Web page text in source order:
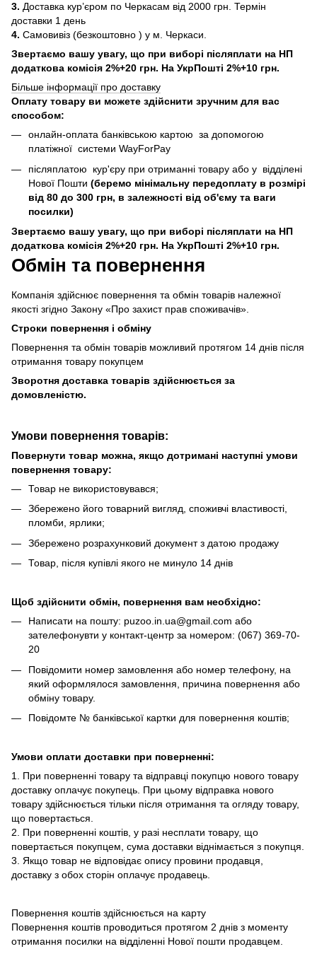
3. Доставка кур’єром по Черкасам від 2000 грн. Термін
доставки 1 день
4. Самовивіз (безкоштовно ) у м. Черкаси.
Звертаємо вашу увагу, що при виборі післяплати на НП
додаткова комісія 2%+20 грн. На УкрПошті 2%+10 грн.
Більше інформації про доставку
Оплату товару ви можете здійснити зручним для вас
способом:
онлайн-оплата банківською картою за допомогою
платіжної системи WayForPay
післяплатою кур'єру при отриманні товару або у відділені
Нової Пошти (беремо мінімальну передоплату в розмірі
від 80 до 300 грн, в залежності від об'єму та ваги
посилки)
Звертаємо вашу увагу, що при виборі післяплати на НП
додаткова комісія 2%+20 грн. На УкрПошті 2%+10 грн.
Обмін та повернення
Компанія здійснює повернення та обмін товарів належної
якості згідно Закону «Про захист прав споживачів».
Строки повернення і обміну
Повернення та обмін товарів можливий протягом 14 днів після
отримання товару покупцем
Зворотня доставка товарів здійснюється за
домовленістю.
Умови повернення товарів:
Повернути товар можна, якщо дотримані наступні умови
повернення товару:
Товар не використовувався;
Збережено його товарний вигляд, споживчі властивості,
пломби, ярлики;
Збережено розрахунковий документ з датою продажу
Товар, після купівлі якого не минуло 14 днів
Щоб здійснити обмін, повернення вам необхідно:
Написати на пошту: puzoo.in.ua@gmail.com або
зателефонувти у контакт-центр за номером: (067) 369-70-
20
Повідомити номер замовлення або номер телефону, на
який оформлялося замовлення, причина повернення або
обміну товару.
Повідомте № банківської картки для повернення коштів;
Умови оплати доставки при поверненні:
1. При поверненні товару та відправці покупцю нового товару
доставку оплачує покупець. При цьому відправка нового
товару здійснюється тільки після отримання та огляду товару,
що повертається.
2. При поверненні коштів, у разі несплати товару, що
повертається покупцем, сума доставки віднімається з покупця.
3. Якщо товар не відповідає опису провини продавця,
доставку з обох сторін оплачує продавець.
Повернення коштів здійснюється на карту
Повернення коштів проводиться протягом 2 днів з моменту
отримання посилки на відділенні Нової пошти продавцем.